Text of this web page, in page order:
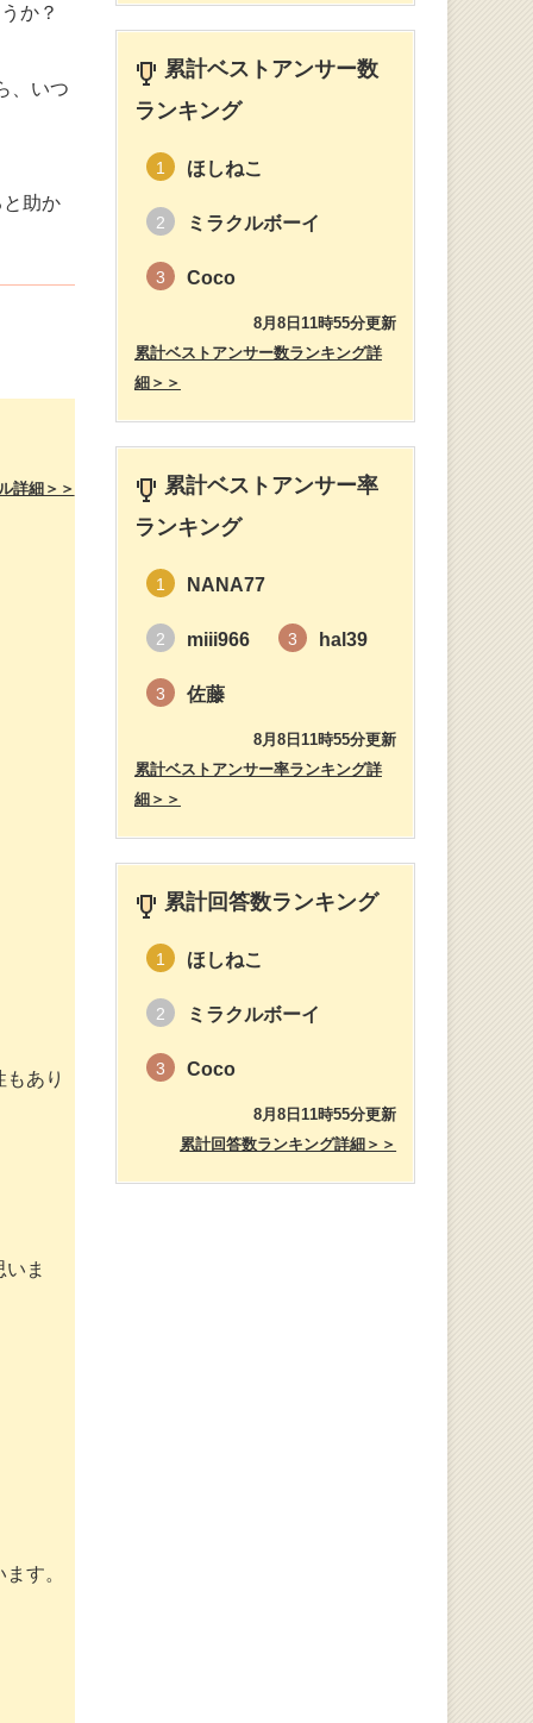
か？
、いつ
助か
詳細＞＞
あり
ま
す。
累計ベストアンサー数
ランキング
1 ほしねこ
2 ミラクルボーイ
3 Coco
8月8日11時55分更新
累計ベストアンサー数ランキング詳
細＞＞
累計ベストアンサー率
ランキング
1 NANA77
2 miii966 3 hal39
3 佐藤
8月8日11時55分更新
累計ベストアンサー率ランキング詳
細＞＞
累計回答数ランキング
1 ほしねこ
2 ミラクルボーイ
3 Coco
8月8日11時55分更新
累計回答数ランキング詳細＞＞